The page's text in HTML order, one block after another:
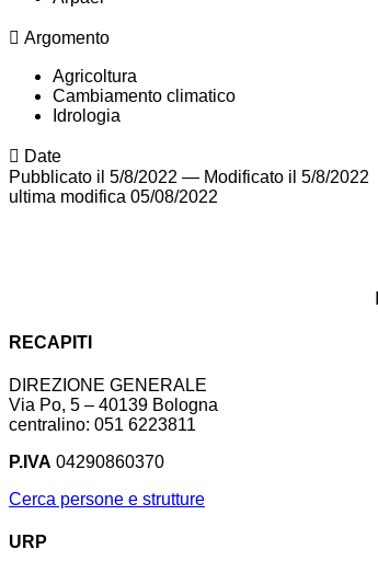
Argomento
Agricoltura
Cambiamento climatico
Idrologia
Date
Pubblicato il 5/8/2022 — Modificato il 5/8/2022
ultima modifica 05/08/2022
RECAPITI
DIREZIONE GENERALE
Via Po, 5 – 40139 Bologna
centralino: 051 6223811
P.IVA 04290860370
Cerca persone e strutture
URP